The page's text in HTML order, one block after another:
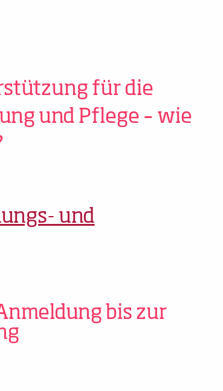
für die
und Pflege – wie
und
bis zur